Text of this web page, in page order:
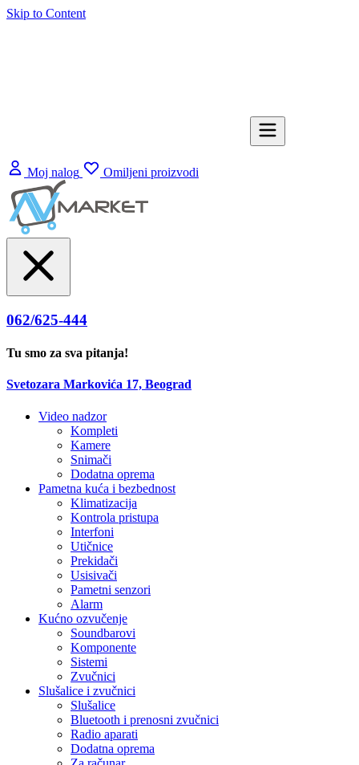
Skip to Content
Moj nalog Omiljeni proizvodi
062/625-444
Tu smo za sva pitanja!
Svetozara Markovića 17, Beograd
Video nadzor
Kompleti
Kamere
Snimači
Dodatna oprema
Pametna kuća i bezbednost
Klimatizacija
Kontrola pristupa
Interfoni
Utičnice
Prekidači
Usisivači
Pametni senzori
Alarm
Kućno ozvučenje
Soundbarovi
Komponente
Sistemi
Zvučnici
Slušalice i zvučnici
Slušalice
Bluetooth i prenosni zvučnici
Radio aparati
Dodatna oprema